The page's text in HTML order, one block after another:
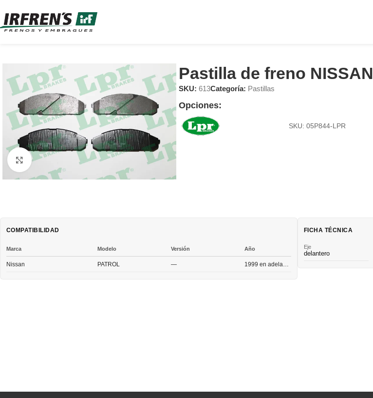
Clic para ampliar
Pastilla de freno NISSAN
SKU: 613Categoría: Pastillas
Opciones:
SKU: 05P844-LPR
COMPATIBILIDAD
Marca Modelo Versión Año
Nissan PATROL —
FICHA TÉCNICA
Eje
delantero